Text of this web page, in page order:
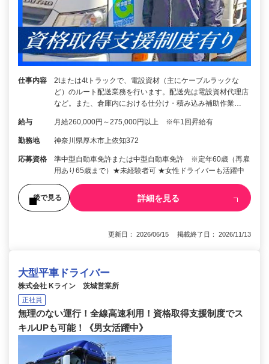
仕事内容
2tまたは4tトラックで、電設資材（主にケーブルラックな
ど）のルート配送業務を行います。配送先は電設資材代理店
など。また、倉庫内における仕分け・積み込み補助作業…
給与 月給260,000円～275,000円以上 ※年1回昇給有
勤務地 神奈川県厚木市上依知372
応募資格
準中型自動車免許または中型自動車免許 ※定年60歳（再雇
用あり65歳まで）★未経験者可 ★女性ドライバーも活躍中
後で見る 詳細を見る
更新日： 2026/06/15 掲載終了日： 2026/11/13
大型平車ドライバー
株式会社 Kライン 茨城営業所
正社員
無理のない運行！全線高速利用！資格取得支援制度でス
キルUPも可能！《男女活躍中》